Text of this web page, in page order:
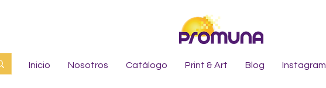
Inicio Nosotros Catálogo Print & Art Blog Instagram